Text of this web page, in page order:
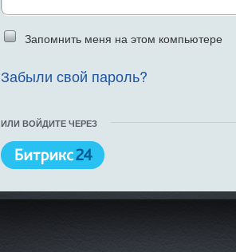
Введите слово
Запомнить меня на этом компьютере
Забыли свой пароль?
ИЛИ ВОЙДИТЕ ЧЕРЕЗ